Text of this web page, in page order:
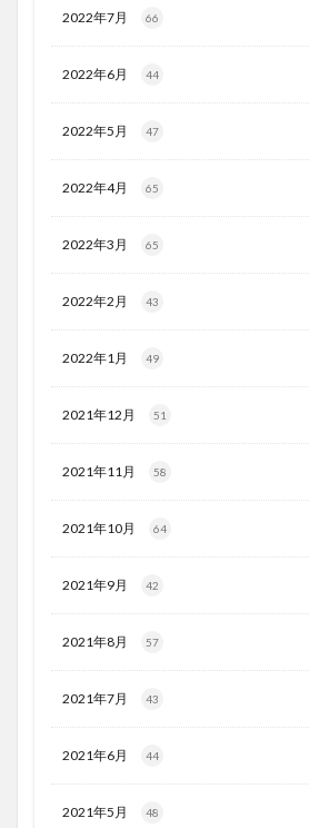
2022年7月 66
2022年6月 44
2022年5月 47
2022年4月 65
2022年3月 65
2022年2月 43
2022年1月 49
2021年12月 51
2021年11月 58
2021年10月 64
2021年9月 42
2021年8月 57
2021年7月 43
2021年6月 44
2021年5月 48